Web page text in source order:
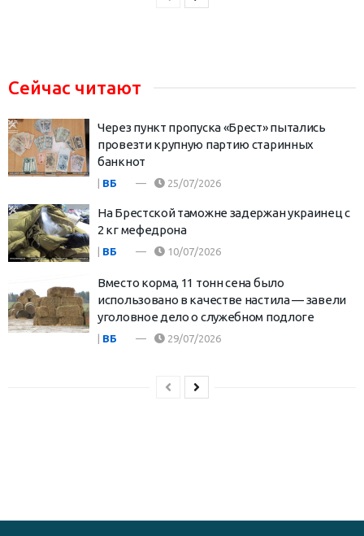
Сейчас читают
Через пункт пропуска «Брест» пытались
провезти крупную партию старинных
банкнот
| ВБ 25/07/2026
На Брестской таможне задержан украинец с
2 кг мефедрона
| ВБ 10/07/2026
Вместо корма, 11 тонн сена было
использовано в качестве настила — завели
уголовное дело о служебном подлоге
ВБ 29/07/2026